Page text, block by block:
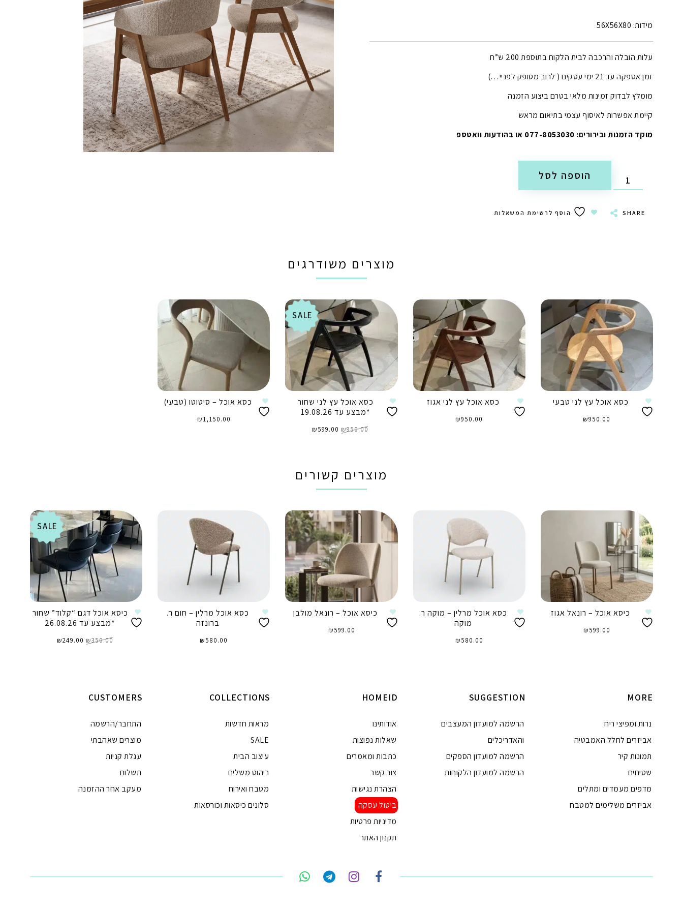
מידות: 56X56X80
עלות הובלה והרכבה לבית הלקוח בתוספת 200 ש”ח
זמן אספקה עד 21 ימי עסקים ( לרוב מסופק לפניי…)
מומלץ לבדוק זמינות מלאי בטרם ביצוע הזמנה
קיימת אפשרות לאיסוף עצמי בתיאום מראש
מוקד הזמנות ובירורים: 077-8053030 או בהודעות וואטספ
הוספה לסל
SHARE הוסף לרשימת המשאלות
מוצרים משודרגים
כסא אוכל עץ לני טבעי
₪950.00
כסא אוכל עץ לני אגוז
₪950.00
SALE
כסא אוכל עץ לני שחור
*מבצע עד 19.08.26
₪950.00 המקורי
היה:
₪599.00 הנוכחי
הוא:
כסא אוכל – סיטוטו (טבעי)
₪1,150.00
מוצרים קשורים
כיסא אוכל – רונאל אגוז
₪599.00
כסא אוכל מרלין – מוקה ר.
מוקה
₪580.00
כיסא אוכל – רונאל מולבן
₪599.00
כסא אוכל מרלין – חום ר.
ברונזה
₪580.00
SALE
כיסא אוכל דגם “קלוד” שחור
*מבצע עד 26.08.26
₪350.00 המקורי
היה:
₪249.00 הנוכחי
הוא:
CUSTOMERS
התחבר/הרשמה
מוצרים שאהבתי
עגלת קניות
תשלום
מעקב אחר ההזמנה
COLLECTIONS
מראות חדשות
SALE
עיצוב הבית
ריהוט משלים
מטבח ואירוח
סלונים כיסאות וכורסאות
HOMEID
אודותינו
שאלות נפוצות
כתבות ומאמרים
צור קשר
הצהרת נגישות
ביטול עסקה
מדיניות פרטיות
תקנון האתר
SUGGESTION
הרשמה למועדון המעצבים
והאדריכלים
הרשמה למועדון הספקים
הרשמה למועדון הלקוחות
MORE
נרות ומפיצי ריח
אביזרים לחלל האמבטיה
תמונות קיר
שטיחים
מדפים מעמדים ומתלים
אביזרים משלימים למטבח